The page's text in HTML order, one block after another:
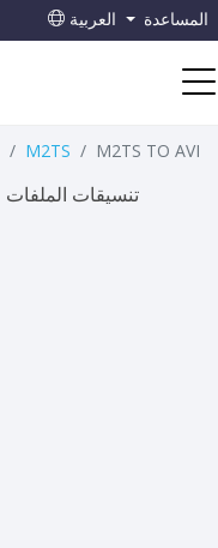
المساعدة
M2TS
M2TS TO AVI
تنسيقات الملفات